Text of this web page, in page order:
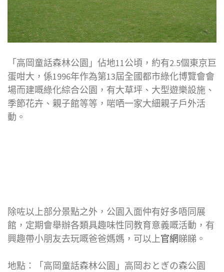
「高岡童話森林公園」佔地11公頃，約有2.5個東京巨
蛋咁大，係1996年作為第13屆全國都市綠化博覽會會
場而建嘅綠化綜合公園，­有大草坪、大型遊樂設施、
季節花卉、親子館等等，啱哂一家大細親子戶外活
動。
除咗以上部分景點之外，公園入面仲有好多唔同展
館，定期會舉辦各類具趣味性同教育意義嘅活動，有
興趣帶小朋友去玩嘅爸爸媽媽，可以上官網睇睇。
地點：「高岡童話森林公園」高岡おとぎの森公園